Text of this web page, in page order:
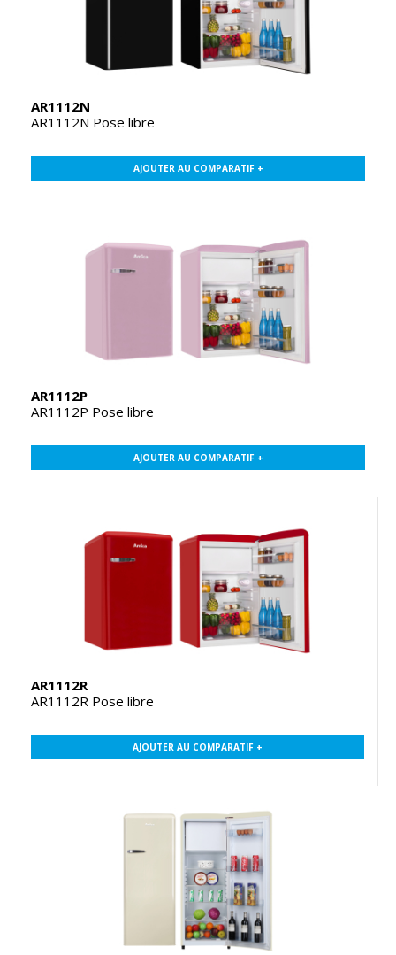
AR1112N
AR1112N Pose libre
AJOUTER AU COMPARATIF +
AR1112P
AR1112P Pose libre
AJOUTER AU COMPARATIF +
AR1112R
AR1112R Pose libre
AJOUTER AU COMPARATIF +